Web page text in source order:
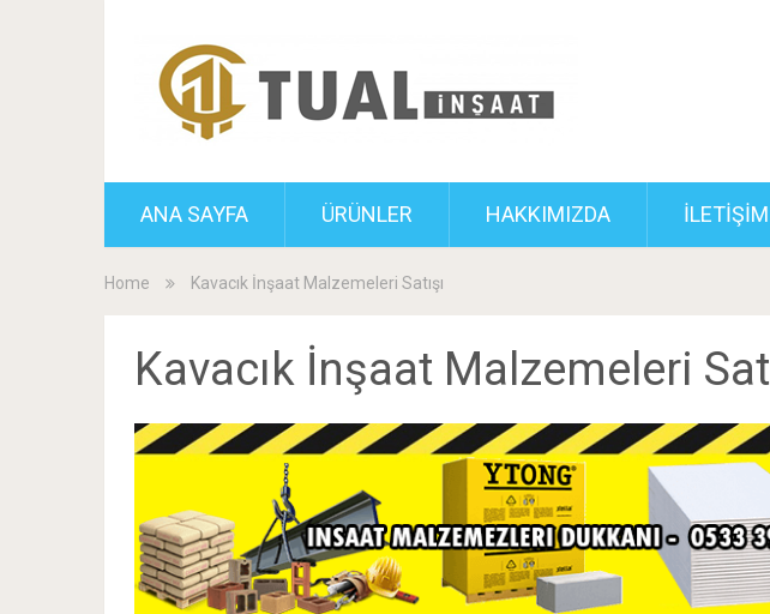
ANA SAYFA ÜRÜNLER HAKKIMIZDA İLETIŞIM
Home Kavacık İnşaat Malzemeleri Satışı
Kavacık İnşaat Malzemeleri